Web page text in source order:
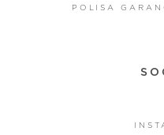
POLISA